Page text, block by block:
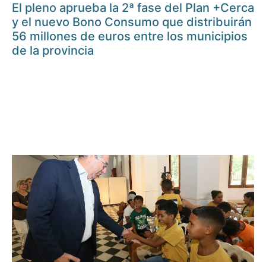
El pleno aprueba la 2ª fase del Plan +Cerca
y el nuevo Bono Consumo que distribuirán
56 millones de euros entre los municipios
de la provincia